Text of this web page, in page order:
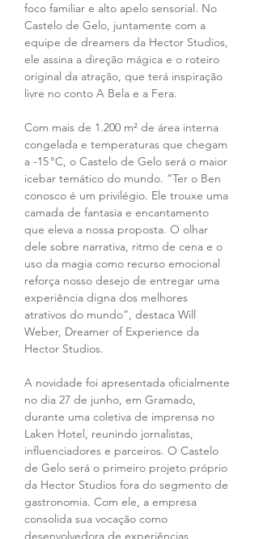
foco familiar e alto apelo sensorial. No
Castelo de Gelo, juntamente com a
equipe de dreamers da Hector Studios,
ele assina a direção mágica e o roteiro
original da atração, que terá inspiração
livre no conto A Bela e a Fera.
Com mais de 1.200 m² de área interna
congelada e temperaturas que chegam
a -15 °C, o Castelo de Gelo será o maior
icebar temático do mundo. “Ter o Ben
conosco é um privilégio. Ele trouxe uma
camada de fantasia e encantamento
que eleva a nossa proposta. O olhar
dele sobre narrativa, ritmo de cena e o
uso da magia como recurso emocional
reforça nosso desejo de entregar uma
experiência digna dos melhores
atrativos do mundo”, destaca Will
Weber, Dreamer of Experience da
Hector Studios.
A novidade foi apresentada oficialmente
no dia 27 de junho, em Gramado,
durante uma coletiva de imprensa no
Laken Hotel, reunindo jornalistas,
influenciadores e parceiros. O Castelo
de Gelo será o primeiro projeto próprio
da Hector Studios fora do segmento de
gastronomia. Com ele, a empresa
consolida sua vocação como